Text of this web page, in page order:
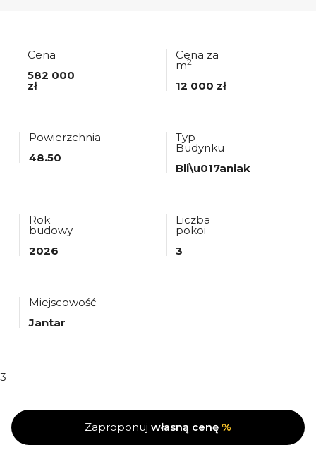
Cena
582 000
zł
Cena za
m2
12 000 zł
Powierzchnia
48.50
Typ
Budynku
Bli\u017aniak
Rok
budowy
2026
Liczba
pokoi
3
Miejscowość
Jantar
3
Zaproponuj własną cenę %